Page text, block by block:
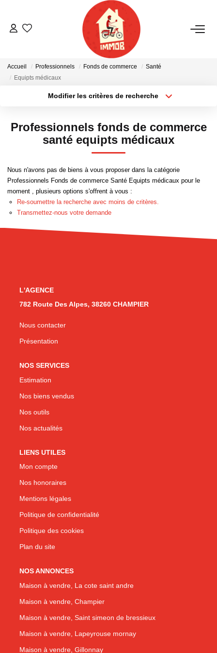
ACHETER
NOTRE AGENCE
Notre Équipe
Nous Rejoindre
Accueil Professionnels Fonds de commerce
Santé
Equipts médicaux
Modifier les critères de recherche
Budget max
Professionnels fonds de commerce
santé equipts médicaux
Nous n'avons pas de biens à vous proposer dans la catégorie
Professionnels Fonds de commerce Santé Equipts médicaux pour le
moment , plusieurs options s'offrent à vous :
Re-soumettre la recherche avec moins de critères.
Transmettez-nous votre demande
L'AGENCE
782 Route Des Alpes, 38260 CHAMPIER
Nous contacter
Présentation
NOS SERVICES
Estimation
Nos biens vendus
Nos outils
Nos actualités
LIENS UTILES
Mon compte
Nos honoraires
Mentions légales
Politique de confidentialité
Politique des cookies
Plan du site
NOS ANNONCES
Maison à vendre, La cote saint andre
Maison à vendre, Champier
Maison à vendre, Saint simeon de bressieux
Maison à vendre, Lapeyrouse mornay
Maison à vendre, Gillonnay